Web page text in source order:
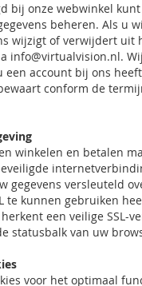
bij onze webwinkel
beheren. Als u
wijzigt of verwijdert uit
info@virtualvision.nl.
een account bij ons
conform de
winkelen en betalen
gegevens versleuteld
te kunnen gebruiken
een veilige SSL-
statusbalk van uw
voor het optimaal